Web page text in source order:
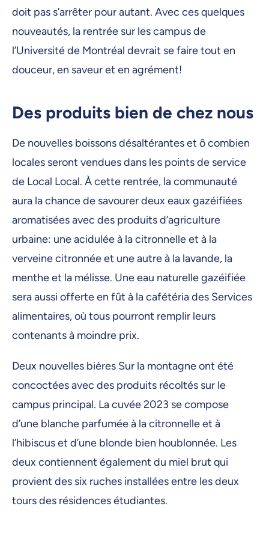
doit pas s’arrêter pour autant. Avec ces quelques
nouveautés, la rentrée sur les campus de
l’Université de Montréal devrait se faire tout en
douceur, en saveur et en agrément!
Des produits bien de chez nous
De nouvelles boissons désaltérantes et ô combien
locales seront vendues dans les points de service
de Local Local. À cette rentrée, la communauté
aura la chance de savourer deux eaux gazéifiées
aromatisées avec des produits d’agriculture
urbaine: une acidulée à la citronnelle et à la
verveine citronnée et une autre à la lavande, la
menthe et la mélisse. Une eau naturelle gazéifiée
sera aussi offerte en fût à la cafétéria des Services
alimentaires, où tous pourront remplir leurs
contenants à moindre prix.
Deux nouvelles bières Sur la montagne ont été
concoctées avec des produits récoltés sur le
campus principal. La cuvée 2023 se compose
d’une blanche parfumée à la citronnelle et à
l’hibiscus et d’une blonde bien houblonnée. Les
deux contiennent également du miel brut qui
provient des six ruches installées entre les deux
tours des résidences étudiantes.